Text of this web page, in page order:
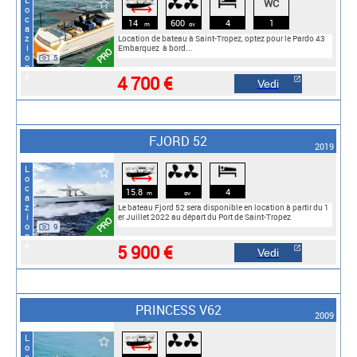
Locazione PRO
5
⟷
14 m 600 cv 4
WC
1
Location de bateau à Saint-Tropez, optez pour le Pardo 43
Embarquez à bord...
4 700 € Vedi
Locazione PRO
9
FJORD 52 2019
⟷
15.8 m cv 4
Le bateau Fjord 52 sera disponible en location à partir du 1
er Juillet 2022 au départ du Port de Saint-Tropez
5 900 € Vedi
PRINCESS V62 2009
⟷